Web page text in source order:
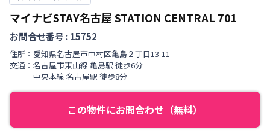
マイナビSTAY名古屋 STATION CENTRAL 701
お問合せ番号 :15752
住所： 愛知県名古屋市中村区亀島 ２丁目13-11
交通： 名古屋市東山線 亀島駅 徒歩6分
中央本線 名古屋駅 徒歩8分
この物件にお問合わせ（無料）